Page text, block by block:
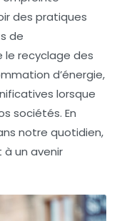
des pratiques
de
le recyclage des
d’énergie,
lorsque
sociétés. En
notre quotidien,
un avenir